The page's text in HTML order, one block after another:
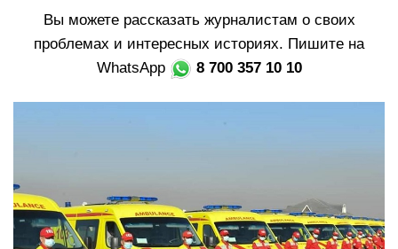
и
ю
Вы можете рассказать журналистам о своих
проблемах и интересных историях. Пишите на
WhatsApp
8 700 357 10 10